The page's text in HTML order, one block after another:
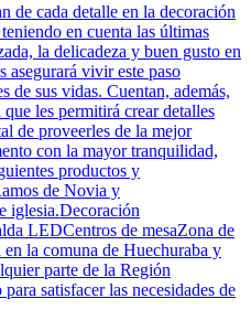
de cada detalle en la decoración
en cuenta las últimas
la delicadeza y buen gusto en
asegurará vivir este paso
de sus vidas. Cuentan, además,
les permitirá crear detalles
de proveerles de la mejor
con la mayor tranquilidad,
productos y
de Novia y
iglesia.Decoración
LEDCentros de mesaZona de
la comuna de Huechuraba y
parte de la Región
satisfacer las necesidades de